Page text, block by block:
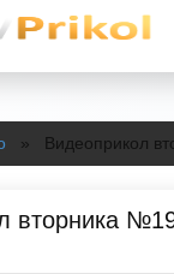
» Видеоприкол
вторника